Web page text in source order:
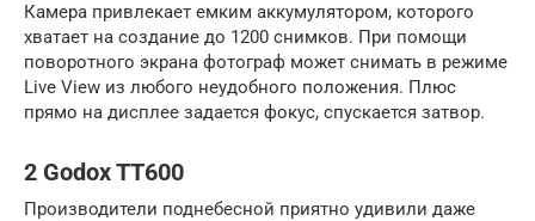
Камера привлекает емким аккумулятором, которого
хватает на создание до 1200 снимков. При помощи
поворотного экрана фотограф может снимать в режиме
Live View из любого неудобного положения. Плюс
прямо на дисплее задается фокус, спускается затвор.
2 Godox TT600
Производители поднебесной приятно удивили даже